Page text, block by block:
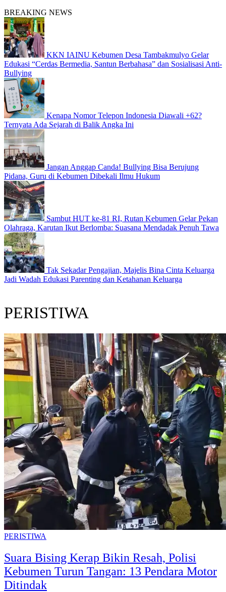
BREAKING NEWS
KKN IAINU Kebumen Desa Tambakmulyo Gelar
Edukasi “Cerdas Bermedia, Santun Berbahasa” dan Sosialisasi Anti-
Bullying
Kenapa Nomor Telepon Indonesia Diawali +62?
Ternyata Ada Sejarah di Balik Angka Ini
Jangan Anggap Canda! Bullying Bisa Berujung
Pidana, Guru di Kebumen Dibekali Ilmu Hukum
Sambut HUT ke-81 RI, Rutan Kebumen Gelar Pekan
Olahraga, Karutan Ikut Berlomba: Suasana Mendadak Penuh Tawa
Tak Sekadar Pengajian, Majelis Bina Cinta Keluarga
Jadi Wadah Edukasi Parenting dan Ketahanan Keluarga
PERISTIWA
PERISTIWA
Suara Bising Kerap Bikin Resah, Polisi
Kebumen Turun Tangan: 13 Pendara Motor
Ditindak